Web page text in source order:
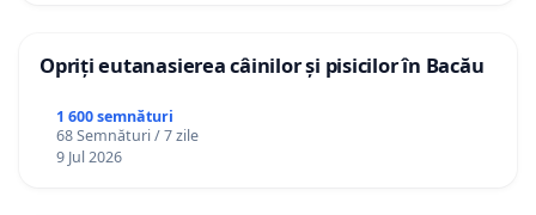
Opriți eutanasierea câinilor și pisicilor în Bacău
1 600 semnături
68 Semnături / 7 zile
9 Jul 2026